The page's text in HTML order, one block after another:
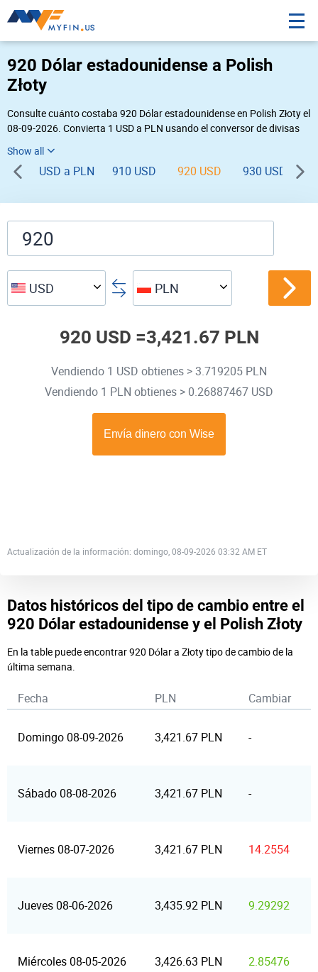
920 Dólar estadounidense a Polish
Złoty
Consulte cuánto costaba 920 Dólar estadounidense en Polish Złoty el
08-09-2026. Convierta 1 USD a PLN usando el conversor de divisas
PLN USD ».
USD a PLN 910 USD 920 USD 930 USD
USD PLN
920 USD =3,421.67 PLN
Vendiendo 1 USD obtienes > 3.719205 PLN
Vendiendo 1 PLN obtienes > 0.26887467 USD
Actualización de la información: domingo, 08-09-2026 03:32 AM ET
Datos históricos del tipo de cambio entre el
920 Dólar estadounidense y el Polish Złoty
En la table puede encontrar 920 Dólar a Złoty tipo de cambio de la
última semana.
Fecha PLN Cambiar
Domingo 08-09-2026 3,421.67 PLN -
Sábado 08-08-2026 3,421.67 PLN -
Viernes 08-07-2026 3,421.67 PLN 14.2554
Jueves 08-06-2026 3,435.92 PLN 9.29292
Miércoles 08-05-2026 3,426.63 PLN 2.85476